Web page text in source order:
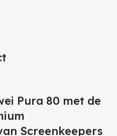
Pura 80 met de
Screenkeepers